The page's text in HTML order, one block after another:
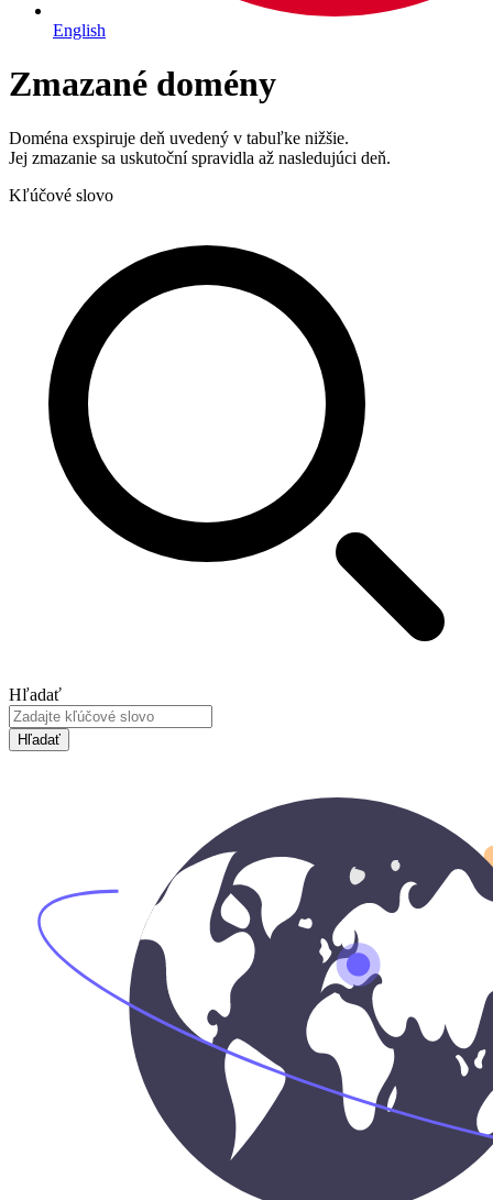
English
Zmazané domény
Doména exspiruje deň uvedený v tabuľke nižšie.
Jej zmazanie sa uskutoční spravidla až nasledujúci deň.
Kľúčové slovo
Hľadať
Hľadať